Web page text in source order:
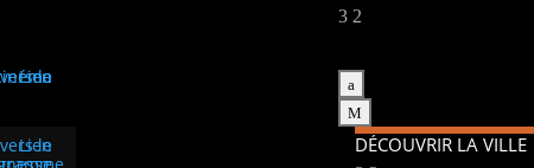
a
M
DÉCOUVRIR LA VILLE